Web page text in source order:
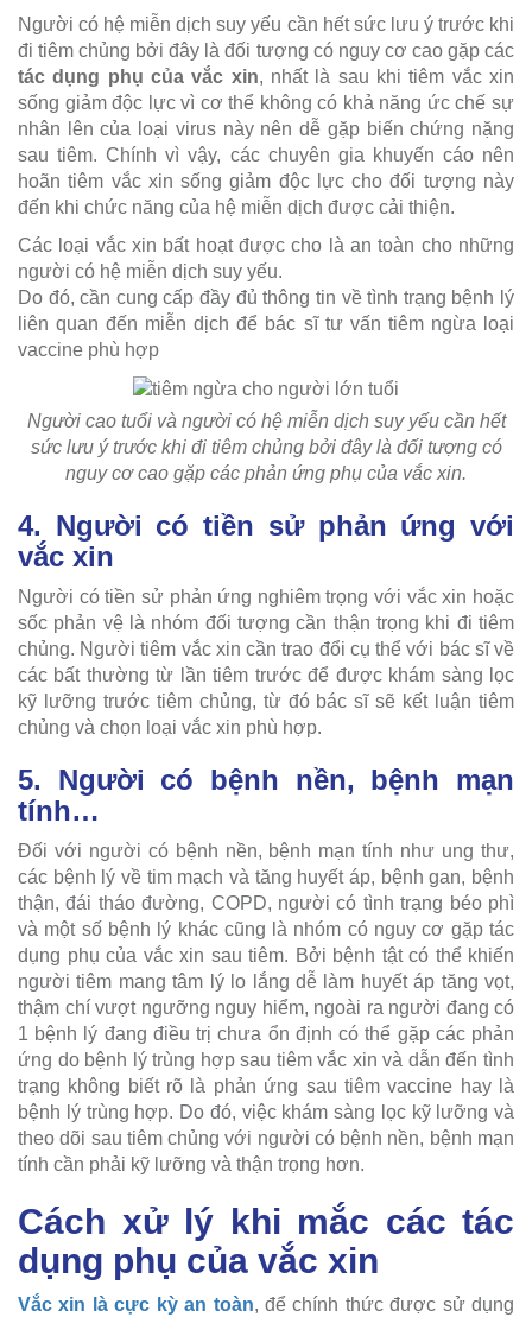
Người có hệ miễn dịch suy yếu cần hết sức lưu ý trước khi
đi tiêm chủng bởi đây là đối tượng có nguy cơ cao gặp các
tác dụng phụ của vắc xin, nhất là sau khi tiêm vắc xin
sống giảm độc lực vì cơ thể không có khả năng ức chế sự
nhân lên của loại virus này nên dễ gặp biến chứng nặng
sau tiêm. Chính vì vậy, các chuyên gia khuyến cáo nên
hoãn tiêm vắc xin sống giảm độc lực cho đối tượng này
đến khi chức năng của hệ miễn dịch được cải thiện.
Các loại vắc xin bất hoạt được cho là an toàn cho những
người có hệ miễn dịch suy yếu.
Do đó, cần cung cấp đầy đủ thông tin về tình trạng bệnh lý
liên quan đến miễn dịch để bác sĩ tư vấn tiêm ngừa loại
vaccine phù hợp
Người cao tuổi và người có hệ miễn dịch suy yếu cần hết
sức lưu ý trước khi đi tiêm chủng bởi đây là đối tượng có
nguy cơ cao gặp các phản ứng phụ của vắc xin.
4. Người có tiền sử phản ứng với
vắc xin
Người có tiền sử phản ứng nghiêm trọng với vắc xin hoặc
sốc phản vệ là nhóm đối tượng cần thận trọng khi đi tiêm
chủng. Người tiêm vắc xin cần trao đổi cụ thể với bác sĩ về
các bất thường từ lần tiêm trước để được khám sàng lọc
kỹ lưỡng trước tiêm chủng, từ đó bác sĩ sẽ kết luận tiêm
chủng và chọn loại vắc xin phù hợp.
5. Người có bệnh nền, bệnh mạn
tính…
Đối với người có bệnh nền, bệnh mạn tính như ung thư,
các bệnh lý về tim mạch và tăng huyết áp, bệnh gan, bệnh
thận, đái tháo đường, COPD, người có tình trạng béo phì
và một số bệnh lý khác cũng là nhóm có nguy cơ gặp tác
dụng phụ của vắc xin sau tiêm. Bởi bệnh tật có thể khiến
người tiêm mang tâm lý lo lắng dễ làm huyết áp tăng vọt,
thậm chí vượt ngưỡng nguy hiểm, ngoài ra người đang có
1 bệnh lý đang điều trị chưa ổn định có thể gặp các phản
ứng do bệnh lý trùng hợp sau tiêm vắc xin và dẫn đến tình
trạng không biết rõ là phản ứng sau tiêm vaccine hay là
bệnh lý trùng hợp. Do đó, việc khám sàng lọc kỹ lưỡng và
theo dõi sau tiêm chủng với người có bệnh nền, bệnh mạn
tính cần phải kỹ lưỡng và thận trọng hơn.
Cách xử lý khi mắc các tác
dụng phụ của vắc xin
Vắc xin là cực kỳ an toàn, để chính thức được sử dụng